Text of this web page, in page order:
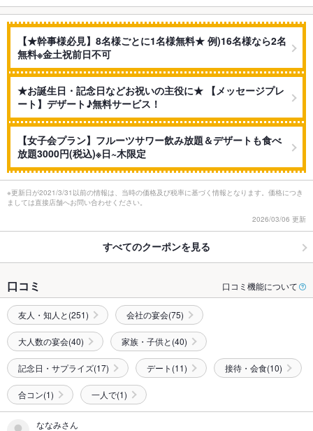
【★幹事様必見】8名様ごとに1名様無料★ 例)16名様なら2名
無料※金土祝前日不可
★お誕生日・記念日などお祝いの主役に★ 【メッセージプレ
ート】デザート♪無料サービス！
【女子会プラン】フルーツサワー飲み放題＆デザートも食べ
放題3000円(税込)※日~木限定
※更新日が2021/3/31以前の情報は、当時の価格及び税率に基づく情報となります。価格につき
ましては直接店舗へお問い合わせください。
2026/03/06 更新
すべてのクーポンを見る
口コミ 口コミ機能について
友人・知人と(251) 会社の宴会(75)
大人数の宴会(40) 家族・子供と(40)
記念日・サプライズ(17) デート(11) 接待・会食(10)
合コン(1) 一人で(1)
ななみさん